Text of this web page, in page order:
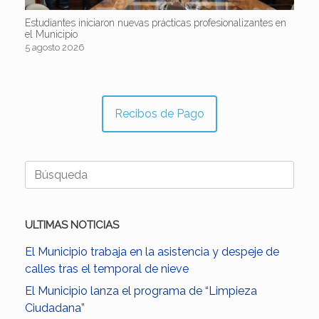
Estudiantes iniciaron nuevas prácticas profesionalizantes en
el Municipio
5 agosto 2026
Recibos de Pago
Buscar:
ULTIMAS NOTICIAS
El Municipio trabaja en la asistencia y despeje de
calles tras el temporal de nieve
El Municipio lanza el programa de “Limpieza
Ciudadana”